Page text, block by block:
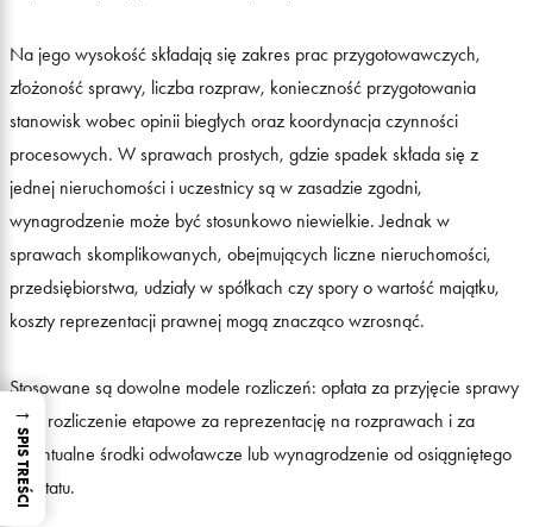
Na jego wysokość składają się zakres prac przygotowawczych,
złożoność sprawy, liczba rozpraw, konieczność przygotowania
stanowisk wobec opinii biegłych oraz koordynacja czynności
procesowych. W sprawach prostych, gdzie spadek składa się z
jednej nieruchomości i uczestnicy są w zasadzie zgodni,
wynagrodzenie może być stosunkowo niewielkie. Jednak w
sprawach skomplikowanych, obejmujących liczne nieruchomości,
przedsiębiorstwa, udziały w spółkach czy spory o wartość majątku,
koszty reprezentacji prawnej mogą znacząco wzrosnąć.
Stosowane są dowolne modele rozliczeń: opłata za przyjęcie sprawy
oraz rozliczenie etapowe za reprezentację na rozprawach i za
ewentualne środki odwoławcze lub wynagrodzenie od osiągniętego
rezultatu.
→
SPIS TREŚCI